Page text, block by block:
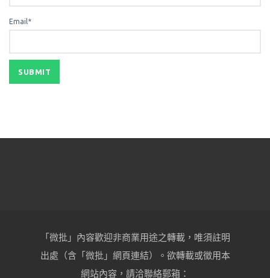
Email*
「微批」內容歡迎非商業用途之轉載，唯須註明
出處（含「微批」網頁連結）。欲轉載或徵用本
網站內容，請洽聯絡郵箱：